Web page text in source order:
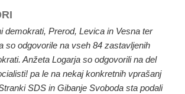
demokrati, Prerod, Levica in Vesna ter
so odgovorile na vseh 84 zastavljenih
Anžeta Logarja so odgovorili na del
pa le na nekaj konkretnih vprašanj
SDS in Gibanje Svoboda sta podali